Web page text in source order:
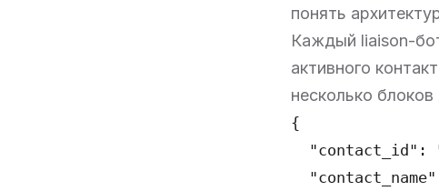
понять
Каждый liaison-
активного
несколько
{
"contact_id":